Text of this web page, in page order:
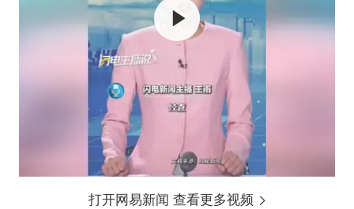
打开网易新闻 查看更多视频